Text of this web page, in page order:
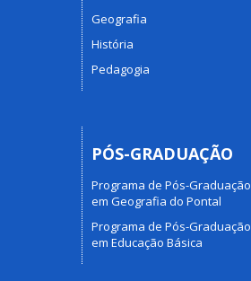
Geografia
História
Pedagogia
PÓS-GRADUAÇÃO
Programa de Pós-Graduação
em Geografia do Pontal
Programa de Pós-Graduação
em Educação Básica